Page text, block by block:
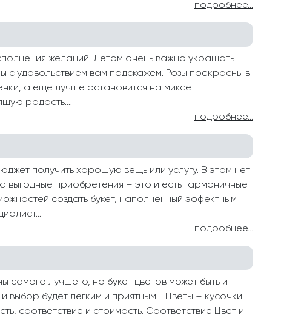
подробнее...
желаний. Летом очень важно украшать
с удовольствием вам подскажем. Розы прекрасны в
а еще лучше остановится на миксе
радость....
подробнее...
получить хорошую вещь или услугу. В этом нет
выгодные приобретения – это и есть гармоничные
создать букет, наполненный эффектным
подробнее...
лучшего, но букет цветов может быть и
выбор будет легким и приятным. Цветы – кусочки
соответствие и стоимость. Соответствие Цвет и